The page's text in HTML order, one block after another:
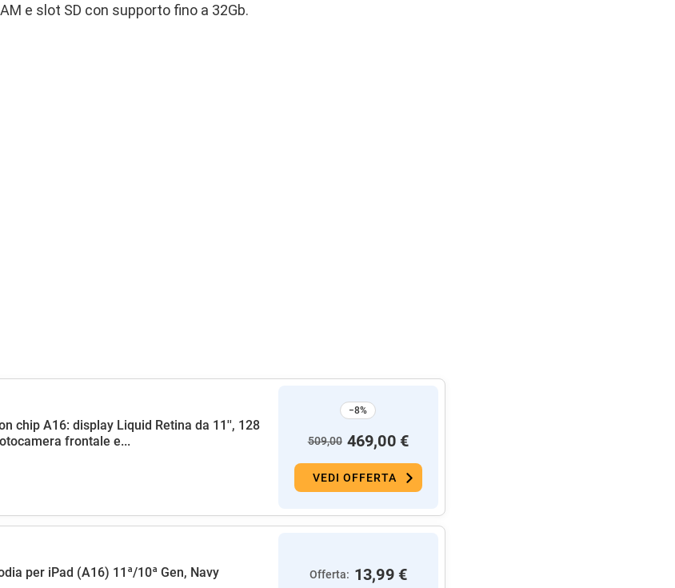
e slot SD con supporto fino a 32Gb.
chip A16: display Liquid Retina da 11'', 128
frontale e...
−8%
509,00 469,00 €
VEDI OFFERTA
per iPad (A16) 11ª/10ª Gen, Navy Offerta: 13,99 €